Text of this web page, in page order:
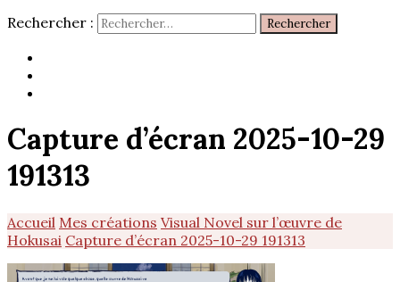
Rechercher :
Capture d’écran 2025-10-29
191313
Accueil Mes créations Visual Novel sur l’œuvre de
Hokusai Capture d’écran 2025-10-29 191313